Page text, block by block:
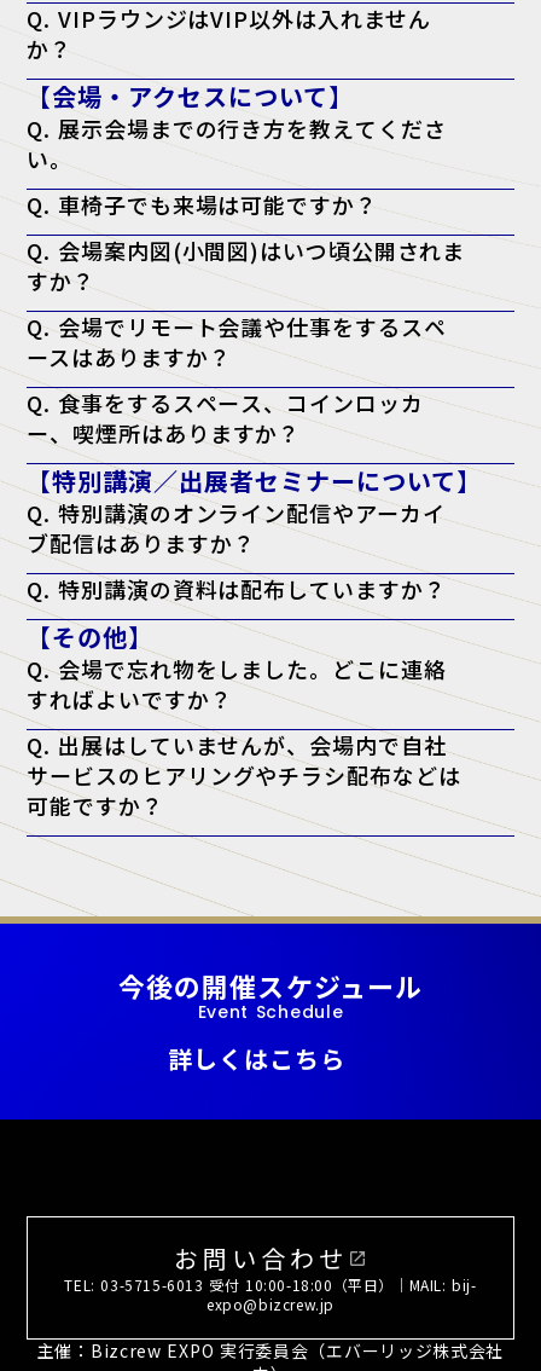
ている方が対象となります。
Q. VIPラウンジはVIP以外は入れません
か？
A. はい。ただし、VIPの同行者の方はご一緒に利用される場合のみ可能
です。
【会場・アクセスについて】
Q. 展示会場までの行き方を教えてくださ
い。
A. アクセスページよりご確認ください。
アクセスページはこちら
Q. 車椅子でも来場は可能ですか？
A. はい、可能です。会場内はバリアフリー対応となっております。
Q. 会場案内図(小間図)はいつ頃公開されま
すか？
A. 開催日の前週に、公式サイトにて公開予定です。
Q. 会場でリモート会議や仕事をするスペ
ースはありますか？
A. はい。会場内に無料の「テレワークラウンジ」をご用意しておりま
すので、そちらをご利用ください。
Q. 食事をするスペース、コインロッカ
ー、喫煙所はありますか？
A. はい。会場となる施設内に、飲食店・コンビニ・コインロッカー・
喫煙所がございます。詳しくは会場施設のウェブサイトをご確認くださ
い。【特別講演／出展者セミナーについて】
Q. 特別講演のオンライン配信やアーカイ
ブ配信はありますか？
A. 申し訳ございませんが、配信は行っておりません。当日、現地会場
でのご聴講のみとなります。
Q. 特別講演の資料は配布していますか？
A. 原則として資料配布は行っておりません。ただし、チケットに「資
料配布対象」と記載がある講演に限り、アンケート回答者へ配布いたし
ます。（※講師の都合により配布できない場合もございます）
【その他】
Q. 会場で忘れ物をしました。どこに連絡
すればよいですか？
A. 忘れ物に関しては、会場となった施設へ直接お問い合わせをお願い
いたします。
Q. 出展はしていませんが、会場内で自社
サービスのヒアリングやチラシ配布などは
可能ですか？
A. 当展示会では、正規出展者様以外の許可のない営業・宣伝活動を一
切禁止しております。
今後の開催スケジュール
Event Schedule
詳しくはこちら
お問い合わせ open_in_new
TEL: 03-5715-6013 受付 10:00-18:00（平日）｜MAIL: bij-
expo@bizcrew.jp
主催：Bizcrew EXPO 実行委員会（エバーリッジ株式会社